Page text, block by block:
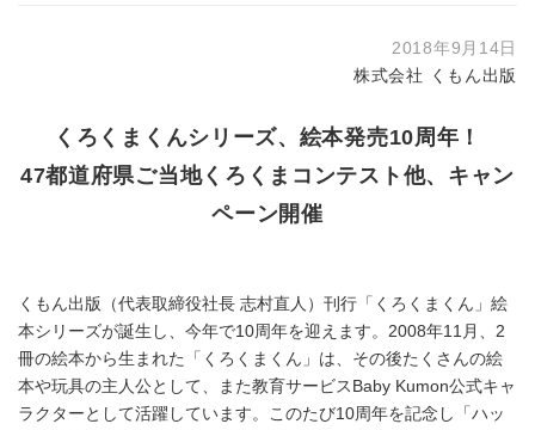
2018年9月14日
株式会社 くもん出版
くろくまくんシリーズ、絵本発売10周年！
47都道府県ご当地くろくまコンテスト他、キャン
ペーン開催
くもん出版（代表取締役社長 志村直人）刊行「くろくまくん」絵
本シリーズが誕生し、今年で10周年を迎えます。2008年11月、2
冊の絵本から生まれた「くろくまくん」は、その後たくさんの絵
本や玩具の主人公として、また教育サービスBaby Kumon公式キャ
ラクターとして活躍しています。このたび10周年を記念し「ハッ